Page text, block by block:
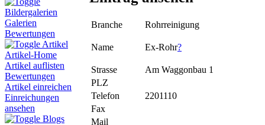
Bildergalerien
Galerien
Bewertungen
Artikel
Artikel-Home
Artikel auflisten
Bewertungen
Artikel einreichen
Einreichungen
ansehen
Blogs
Branche Rohrreinigung
Name Ex-Rohr?
Strasse
Am Waggonbau 1
PLZ
Telefon
2201110
Fax
Mail